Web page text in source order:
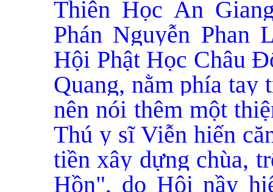
Thiên Học An
Phán Nguyễn Phan
Hội Phật Học Châu
Quang, nằm phía
nên nói thêm một
Thú y sĩ Viễn hiến
tiền xây dựng chùa,
Hồn", do Hội nầy